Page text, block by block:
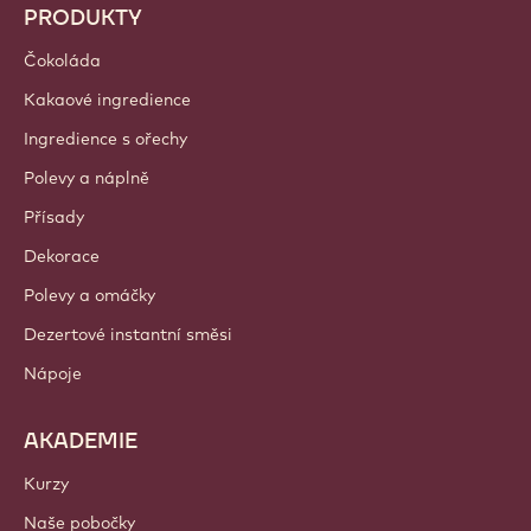
Trendy a Inspirace
Udržitelnost
O nás
Barry Callebaut Group
Kontaktujte nás
Newsletter
Kde nakoupit?
Ingredience s ořechy
Polevy a náplně
Přísady